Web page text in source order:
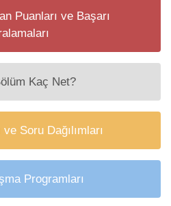
Puanları ve Başarı
Kaç Net?
Soru Dağılımları
Programları